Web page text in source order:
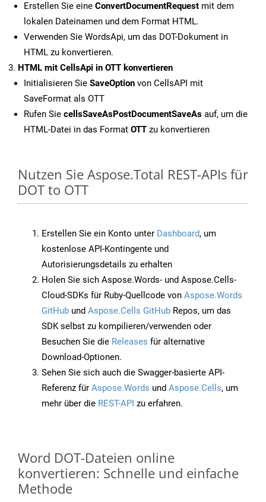
Erstellen Sie eine ConvertDocumentRequest mit dem
lokalen Dateinamen und dem Format HTML.
Verwenden Sie WordsApi, um das DOT-Dokument in
HTML zu konvertieren.
HTML mit CellsApi in OTT konvertieren
Initialisieren Sie SaveOption von CellsAPI mit
SaveFormat als OTT
Rufen Sie cellsSaveAsPostDocumentSaveAs auf, um die
HTML-Datei in das Format OTT zu konvertieren
Nutzen Sie Aspose.Total REST-APIs für
DOT to OTT
Erstellen Sie ein Konto unter Dashboard, um
kostenlose API-Kontingente und
Autorisierungsdetails zu erhalten
Holen Sie sich Aspose.Words- und Aspose.Cells-
Cloud-SDKs für Ruby-Quellcode von Aspose.Words
GitHub und Aspose.Cells GitHub Repos, um das
SDK selbst zu kompilieren/verwenden oder
Besuchen Sie die Releases für alternative
Download-Optionen.
Sehen Sie sich auch die Swagger-basierte API-
Referenz für Aspose.Words und Aspose.Cells, um
mehr über die REST-API zu erfahren.
Word DOT-Dateien online
konvertieren: Schnelle und einfache
Methode